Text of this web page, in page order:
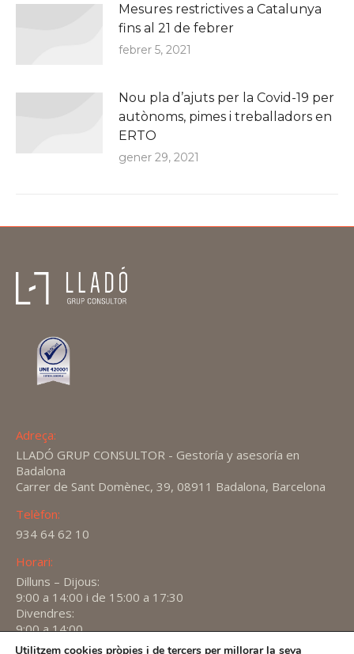
Mesures restrictives a Catalunya
fins al 21 de febrer
febrer 5, 2021
Nou pla d’ajuts per la Covid-19 per
autònoms, pimes i treballadors en
ERTO
gener 29, 2021
Adreça:
LLADÓ GRUP CONSULTOR - Gestoría y asesoría en
Badalona
Carrer de Sant Domènec, 39, 08911 Badalona, Barcelona
Telèfon:
934 64 62 10
Horari:
Dilluns – Dijous:
9:00 a 14:00 i de 15:00 a 17:30
Divendres:
9:00 a 14:00
Utilitzem cookies pròpies i de tercers per millorar la seva